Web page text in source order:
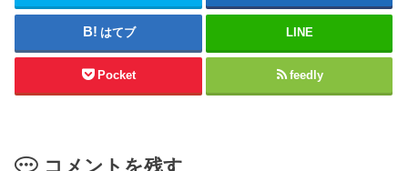
はてブ LINE
Pocket feedly